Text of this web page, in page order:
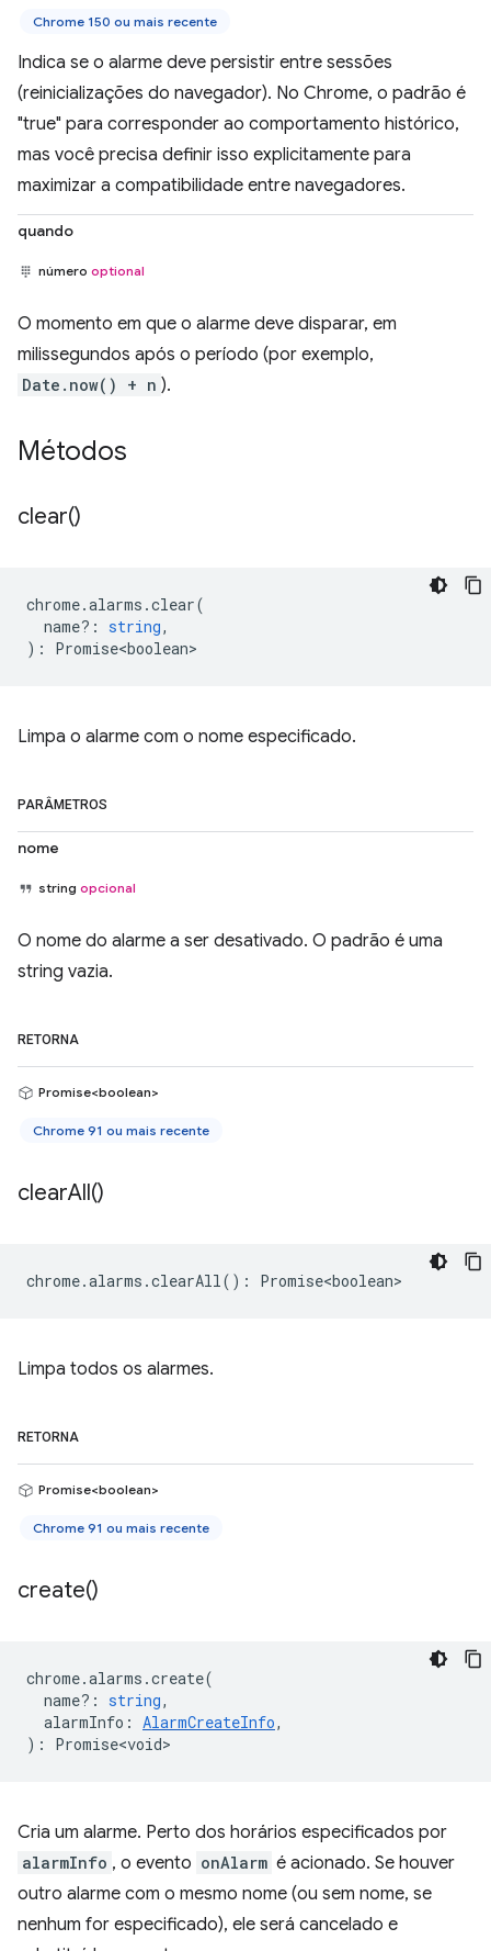
Chrome 150 ou mais recente
Indica se o alarme deve persistir entre sessões
(reinicializações do navegador). No Chrome, o padrão é
"true" para corresponder ao comportamento histórico,
mas você precisa definir isso explicitamente para
maximizar a compatibilidade entre navegadores.
quando
número optional
O momento em que o alarme deve disparar, em
milissegundos após o período (por exemplo,
Date.now() + n ).
Métodos
clear()
chrome.alarms .clear(
name? : string,
) : Promise<boolean>
Limpa o alarme com o nome especificado.
PARÂMETROS
nome
string opcional
O nome do alarme a ser desativado. O padrão é uma
string vazia.
RETORNA
Promise<boolean>
Chrome 91 ou mais recente
clearAll()
chrome.alarms .clearAll() : Promise<boolean>
Limpa todos os alarmes.
RETORNA
Promise<boolean>
Chrome 91 ou mais recente
create()
chrome.alarms .create(
name? : string,
alarmInfo : AlarmCreateInfo,
) : Promise<void>
Cria um alarme. Perto dos horários especificados por
alarmInfo , o evento onAlarm é acionado. Se houver
outro alarme com o mesmo nome (ou sem nome, se
nenhum for especificado), ele será cancelado e